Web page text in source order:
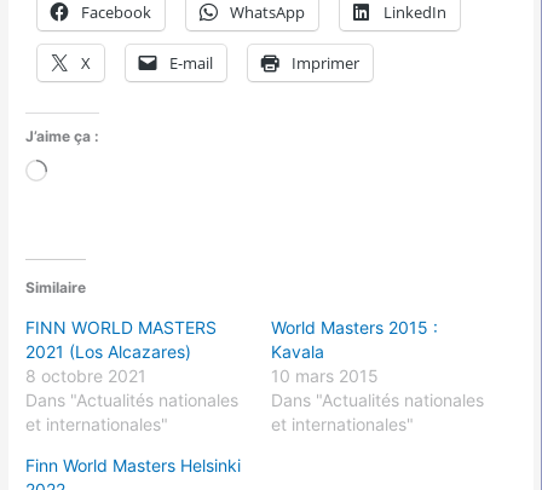
Facebook WhatsApp LinkedIn
X E-mail Imprimer
J’aime ça :
Chargement…
Similaire
FINN WORLD MASTERS
2021 (Los Alcazares)
8 octobre 2021
Dans "Actualités nationales
et internationales"
World Masters 2015 :
Kavala
10 mars 2015
Dans "Actualités nationales
et internationales"
Finn World Masters Helsinki